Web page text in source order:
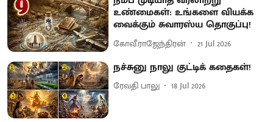
உண்மைகள்: உங்களை வியக்க
வைக்கும் சுவாரஸ்ய தொகுப்பு!
கோவீ.ராஜேந்திரன் 21 Jul 2026
நச்சுனு நாலு குட்டிக் கதைகள்!
ரேவதி பாலு 18 Jul 2026